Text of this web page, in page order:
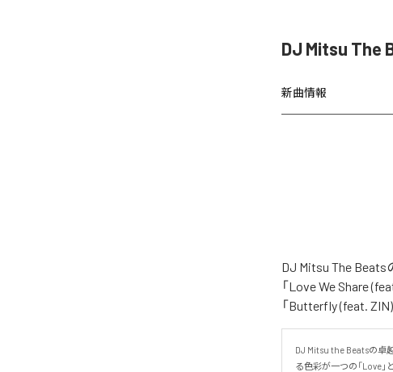
DJ Mitsu The
新曲情報
DJ Mitsu The Beats
「Love We Share
「Butterfly (feat.
DJ Mitsu the Beatsの卓
る色彩が一つの「Love